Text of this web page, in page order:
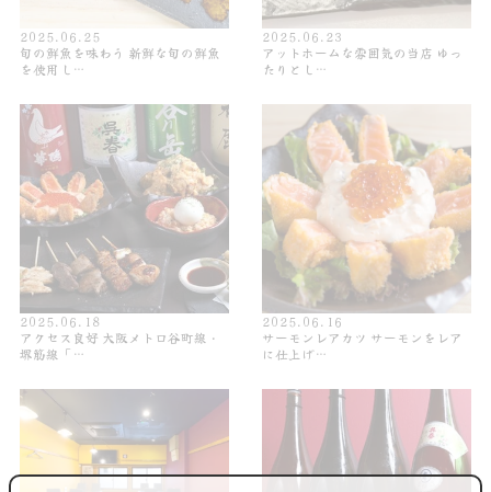
2025.06.25
旬の鮮魚を味わう 新鮮な旬の鮮魚
を使用し…
2025.06.23
アットホームな雰囲気の当店 ゆっ
たりとし…
2025.06.18
アクセス良好 大阪メトロ谷町線・
堺筋線「…
2025.06.16
サーモンレアカツ サーモンをレア
に仕上げ…